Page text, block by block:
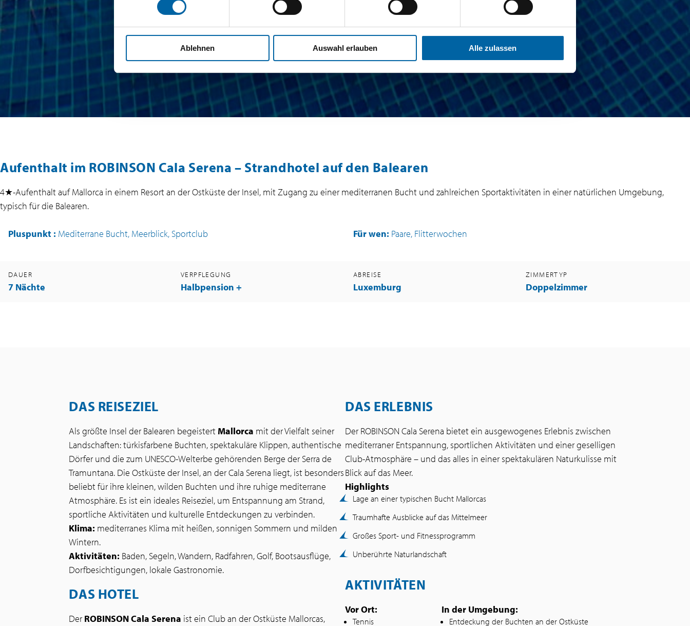
Ablehnen Auswahl erlauben Alle zulassen
Aufenthalt im ROBINSON Cala Serena – Strandhotel auf den Balearen
4★-Aufenthalt auf Mallorca in einem Resort an der Ostküste der Insel, mit Zugang zu einer mediterranen Bucht und zahlreichen Sportaktivitäten in einer natürlichen Umgebung,
typisch für die Balearen.
Pluspunkt : Mediterrane Bucht, Meerblick, Sportclub Für wen: Paare, Flitterwochen
DAUER
7 Nächte
VERPFLEGUNG
Halbpension +
ABREISE
Luxemburg
ZIMMERTYP
Doppelzimmer
DAS REISEZIEL
Als größte Insel der Balearen begeistert Mallorca mit der Vielfalt seiner
Landschaften: türkisfarbene Buchten, spektakuläre Klippen, authentische
Dörfer und die zum UNESCO-Welterbe gehörenden Berge der Serra de
Tramuntana. Die Ostküste der Insel, an der Cala Serena liegt, ist besonders
beliebt für ihre kleinen, wilden Buchten und ihre ruhige mediterrane
Atmosphäre. Es ist ein ideales Reiseziel, um Entspannung am Strand,
sportliche Aktivitäten und kulturelle Entdeckungen zu verbinden.
Klima: mediterranes Klima mit heißen, sonnigen Sommern und milden
Wintern.
Aktivitäten: Baden, Segeln, Wandern, Radfahren, Golf, Bootsausflüge,
Dorfbesichtigungen, lokale Gastronomie.
DAS HOTEL
Der ROBINSON Cala Serena ist ein Club an der Ostküste Mallorcas,
DAS ERLEBNIS
Der ROBINSON Cala Serena bietet ein ausgewogenes Erlebnis zwischen
mediterraner Entspannung, sportlichen Aktivitäten und einer geselligen
Club-Atmosphäre – und das alles in einer spektakulären Naturkulisse mit
Blick auf das Meer.
Highlights
Lage an einer typischen Bucht Mallorcas
Traumhafte Ausblicke auf das Mittelmeer
Großes Sport- und Fitnessprogramm
Unberührte Naturlandschaft
AKTIVITÄTEN
Vor Ort:
Tennis
In der Umgebung:
Entdeckung der Buchten an der Ostküste